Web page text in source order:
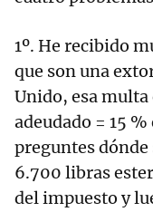
1º. He recibido
que son una
Unido, esa multa
adeudado = 15
preguntes dónde
6.700 libras
del impuesto y